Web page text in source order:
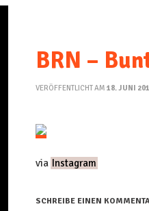
BRN –
VERÖFFENTLICHT AM 18. JUNI
via Instagram
SCHREIBE EINEN